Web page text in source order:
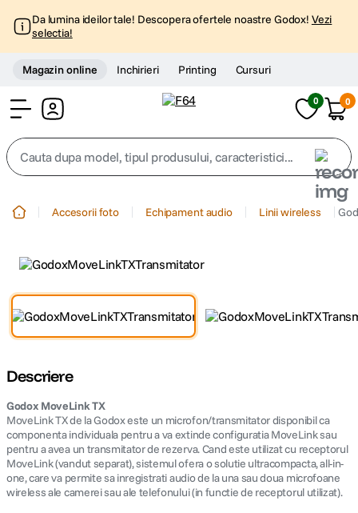
Da lumina ideilor tale! Descopera ofertele noastre Godox! Vezi
selectia!
Magazin online Inchirieri Printing Cursuri
0 0
Cauta dupa model, tipul produsului, caracteristici...
3. trepied telefon
6. canon sx740 hs
7. card memorie
Accesorii foto Echipament audio Linii wireless
Descriere
Godox MoveLink TX
MoveLink TX de la Godox este un microfon/transmitator disponibil ca
componenta individuala pentru a va extinde configuratia MoveLink sau
pentru a avea un transmitator de rezerva. Cand este utilizat cu receptorul
MoveLink (vandut separat), sistemul ofera o solutie ultracompacta, all-in-
one, care va permite sa inregistrati audio de la una sau doua microfoane
wireless ale camerei sau ale telefonului (in functie de receptorul utilizat).